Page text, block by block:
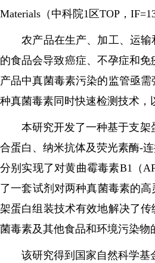
Materials（中科院1区TOP，
农产品在生产、加工、运输和
的食品会导致癌症、不孕症和
产品中真菌毒素污染的监管亟
种真菌毒素同时快速检测技术，
本研究开发了一种基于支架蛋
合蛋白、纳米抗体及荧光素酶-
分别实现了对黄曲霉毒素B1（
了一套试剂对两种真菌毒素的
架蛋白组装技术有效地解决了
菌毒素及其他食品和环境污染物
该研究得到国家自然科学基金